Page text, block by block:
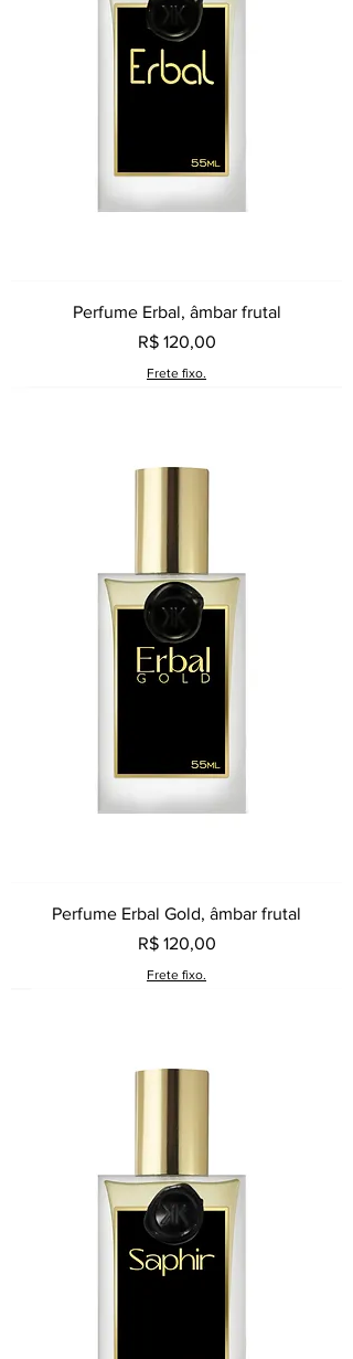
Perfume Erbal, âmbar frutal
Preço
R$ 120,00
Frete fixo.
Perfume Erbal Gold, âmbar frutal
Preço
R$ 120,00
Frete fixo.